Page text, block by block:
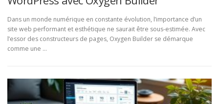
Dans un monde numérique en constante évolution, l’importance d’un
site web performant et esthétique ne saurait être sous-estimée. Avec
l’essor des constructeurs de pages, Oxygen Builder se démarque
comme une …